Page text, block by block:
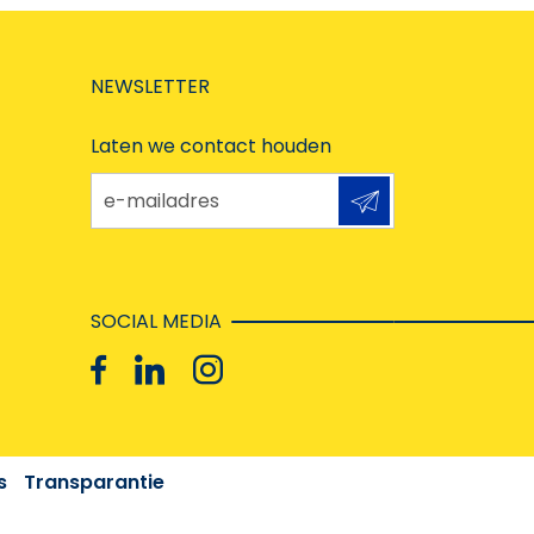
NEWSLETTER
Laten we contact houden
e-mailadres
SOCIAL MEDIA
Transparantie